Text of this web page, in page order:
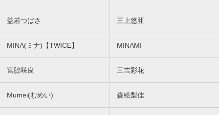
益若つばさ 三上悠亜
MINA(ミナ)【TWICE】 MINAMI
宮脇咲良 三吉彩花
Mumei(むめい) 森絵梨佳